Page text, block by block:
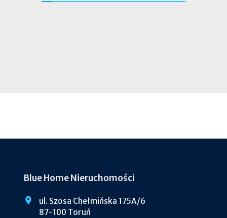
Blue Home Nieruchomości
ul. Szosa Chełmińska 175A/6
87-100 Toruń